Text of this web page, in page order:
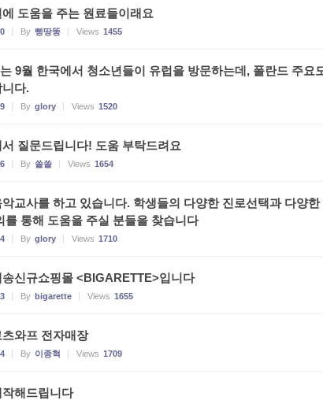
도움을 주는 원료들이래요
By 삥땅똥 Views 1455
9월 한국에서 청소년들이 유럽을 방문하는데, 폴란드 주요
다.
By glory Views 1520
질문드립니다! 도움 부탁드려요
By 쏠쏠 Views 1654
교사를 하고 있습니다. 학생들의 다양한 진로선택과 다양
를 통해 도움을 주실 분들을 찾습니다
By glory Views 1710
송신규쇼핑몰 <BIGARETTE>입니다
By bigarette Views 1655
와프 전자매장
By 이종혁 Views 1709
해드립니다